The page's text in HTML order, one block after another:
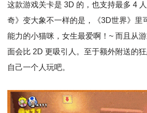
这款游戏关卡是 3D 的，也支持最多 4
奇》变大象不一样的是，《3D世界》里
能力的小猫咪，女生最爱啊！~ 而且从
面会比 2D 更吸引人。至于额外附送的
自己一个人玩吧。